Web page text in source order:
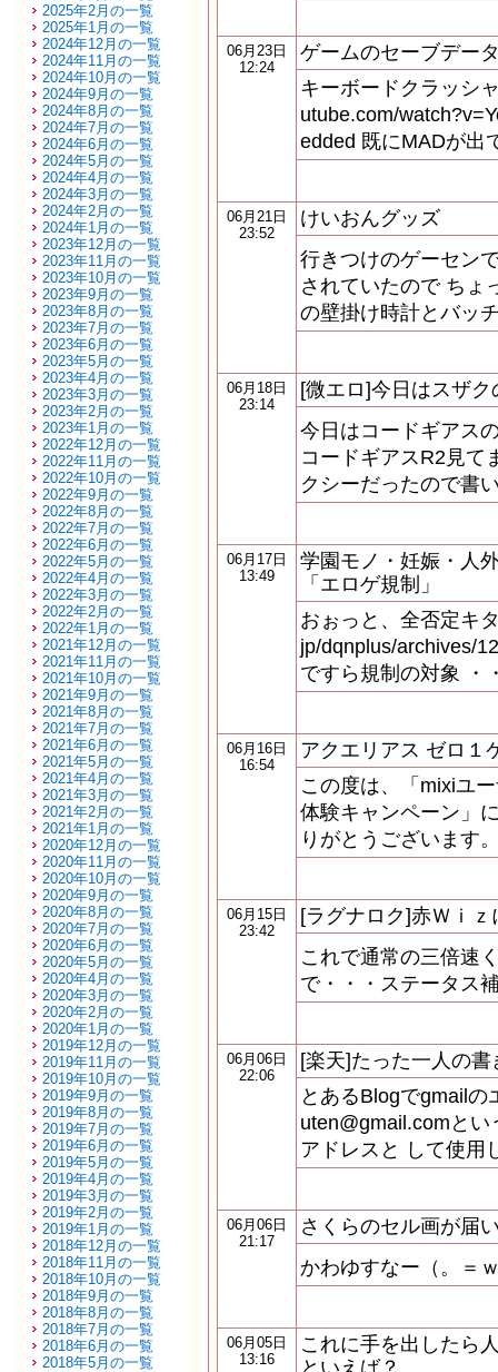
2025年2月の一覧
2025年1月の一覧
2024年12月の一覧
2024年11月の一覧
2024年10月の一覧
2024年9月の一覧
2024年8月の一覧
2024年7月の一覧
2024年6月の一覧
2024年5月の一覧
2024年4月の一覧
2024年3月の一覧
2024年2月の一覧
2024年1月の一覧
2023年12月の一覧
2023年11月の一覧
2023年10月の一覧
2023年9月の一覧
2023年8月の一覧
2023年7月の一覧
2023年6月の一覧
2023年5月の一覧
2023年4月の一覧
2023年3月の一覧
2023年2月の一覧
2023年1月の一覧
2022年12月の一覧
2022年11月の一覧
2022年10月の一覧
2022年9月の一覧
2022年8月の一覧
2022年7月の一覧
2022年6月の一覧
2022年5月の一覧
2022年4月の一覧
2022年3月の一覧
2022年2月の一覧
2022年1月の一覧
2021年12月の一覧
2021年11月の一覧
2021年10月の一覧
2021年9月の一覧
2021年8月の一覧
2021年7月の一覧
2021年6月の一覧
2021年5月の一覧
2021年4月の一覧
2021年3月の一覧
2021年2月の一覧
2021年1月の一覧
2020年12月の一覧
2020年11月の一覧
2020年10月の一覧
2020年9月の一覧
2020年8月の一覧
2020年7月の一覧
2020年6月の一覧
2020年5月の一覧
2020年4月の一覧
2020年3月の一覧
2020年2月の一覧
2020年1月の一覧
2019年12月の一覧
2019年11月の一覧
2019年10月の一覧
2019年9月の一覧
2019年8月の一覧
2019年7月の一覧
2019年6月の一覧
2019年5月の一覧
2019年4月の一覧
2019年3月の一覧
2019年2月の一覧
2019年1月の一覧
2018年12月の一覧
2018年11月の一覧
2018年10月の一覧
2018年9月の一覧
2018年8月の一覧
2018年7月の一覧
2018年6月の一覧
2018年5月の一覧
06月23日
12:24
ゲームのセーブデー
キーボードクラッシ
utube.com/
edded 既にMADが出
06月21日
23:52
けいおんグッズ
行きつけのゲーセン
されていたので ちょ
の壁掛け時計とバッ
06月18日
23:14
[微エロ]今日はスザク
今日はコードギアス
コードギアスR2見て
クシーだったので書
06月17日
13:49
学園モノ・妊娠・人
「エロゲ規制」
おぉっと、全否定キ
jp/dqnplus/archives/
ですら規制の対象 ・
06月16日
16:54
アクエリアス ゼロ１
この度は、「mixiユ
体験キャンペーン」
りがとうございます
06月15日
23:42
[ラグナロク]赤Ｗｉ
これで通常の三倍速
で・・・ステータス
06月06日
22:06
[楽天]たった一人の
とあるBlogでgmail
uten@gmail.comと
アドレスと して使用
06月06日
21:17
さくらのセル画が届
かわゆすなー（。＝
06月05日
13:16
これに手を出したら
といえば？